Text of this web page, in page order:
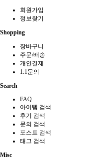
회원가입
정보찾기
Shopping
장바구니
주문/배송
개인결제
1:1문의
Search
FAQ
아이템 검색
후기 검색
문의 검색
포스트 검색
태그 검색
Misc